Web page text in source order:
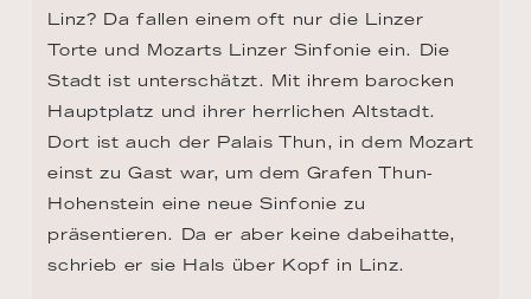
Linz? Da fallen einem oft nur die Linzer
Torte und Mozarts Linzer Sinfonie ein. Die
Stadt ist unterschätzt. Mit ihrem barocken
Hauptplatz und ihrer herrlichen Altstadt.
Dort ist auch der Palais Thun, in dem Mozart
einst zu Gast war, um dem Grafen Thun-
Hohenstein eine neue Sinfonie zu
präsentieren. Da er aber keine dabeihatte,
schrieb er sie Hals über Kopf in Linz.